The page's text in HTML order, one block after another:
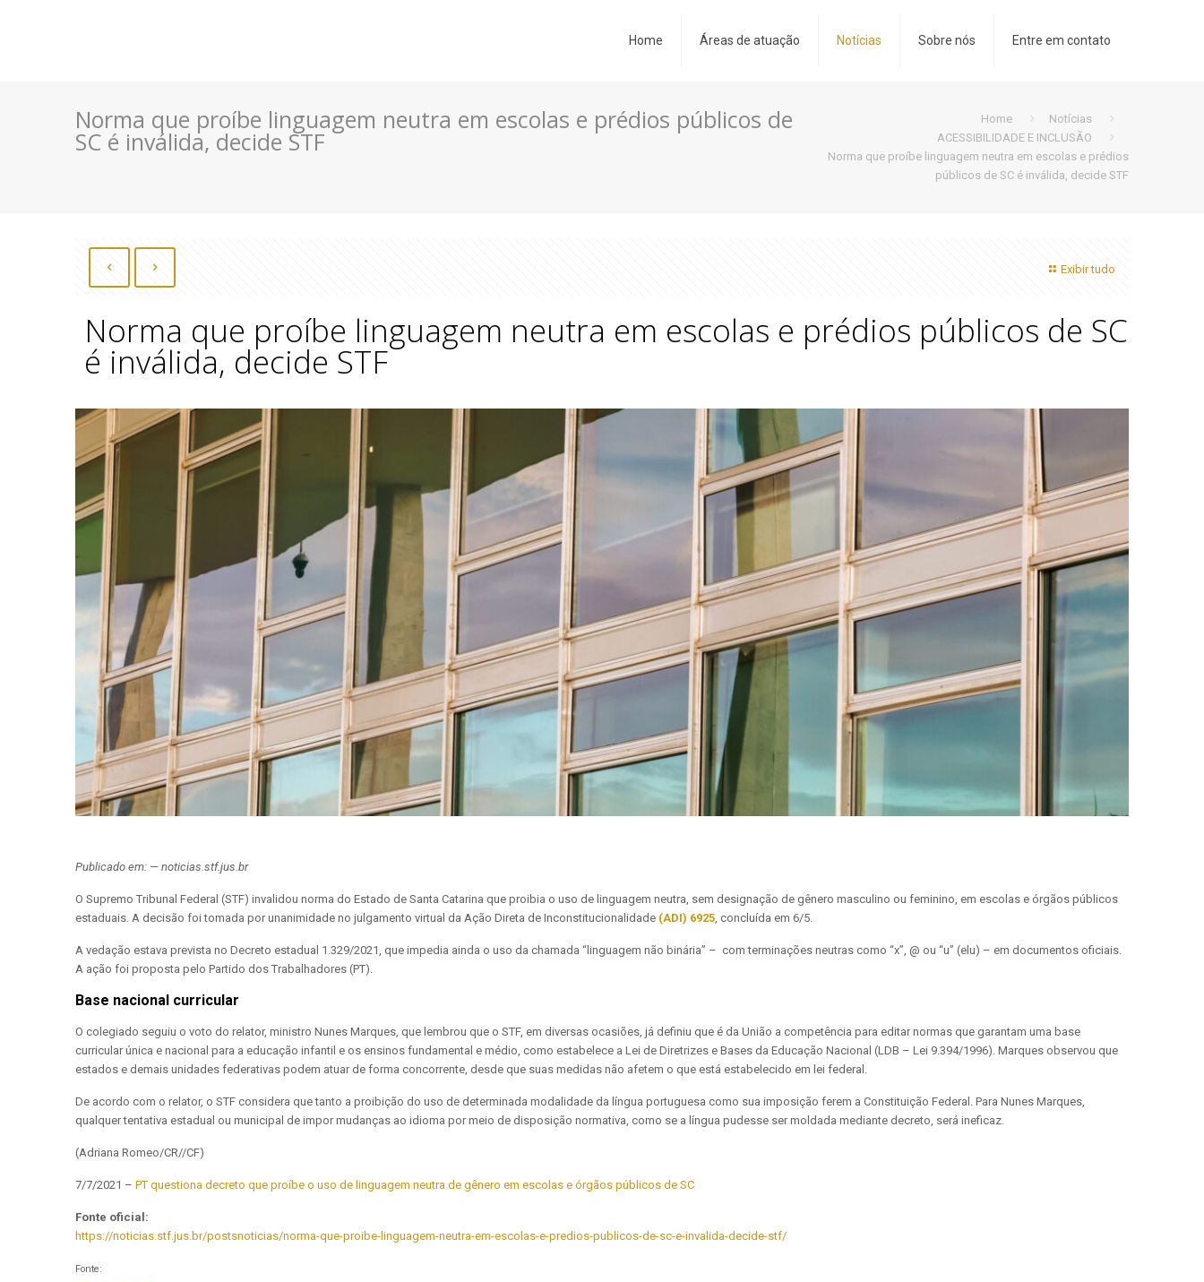
Home Áreas de atuação Notícias Sobre nós Entre em contato
Norma que proíbe linguagem neutra em escolas e prédios públicos de
SC é inválida, decide STF
Home
Notícias
ACESSIBILIDADE E INCLUSÃO
Norma que proíbe linguagem neutra em escolas e prédios
públicos de SC é inválida, decide STF
Exibir tudo
Norma que proíbe linguagem neutra em escolas e prédios públicos de SC
é inválida, decide STF
Publicado em: — noticias.stf.jus.br
O Supremo Tribunal Federal (STF) invalidou norma do Estado de Santa Catarina que proibia o uso de linguagem neutra, sem designação de gênero masculino ou feminino, em escolas e órgãos públicos
estaduais. A decisão foi tomada por unanimidade no julgamento virtual da Ação Direta de Inconstitucionalidade (ADI) 6925, concluída em 6/5.
A vedação estava prevista no Decreto estadual 1.329/2021, que impedia ainda o uso da chamada “linguagem não binária” – com terminações neutras como “x”, @ ou “u” (elu) – em documentos oficiais.
A ação foi proposta pelo Partido dos Trabalhadores (PT).
Base nacional curricular
O colegiado seguiu o voto do relator, ministro Nunes Marques, que lembrou que o STF, em diversas ocasiões, já definiu que é da União a competência para editar normas que garantam uma base
curricular única e nacional para a educação infantil e os ensinos fundamental e médio, como estabelece a Lei de Diretrizes e Bases da Educação Nacional (LDB – Lei 9.394/1996). Marques observou que
estados e demais unidades federativas podem atuar de forma concorrente, desde que suas medidas não afetem o que está estabelecido em lei federal.
De acordo com o relator, o STF considera que tanto a proibição do uso de determinada modalidade da língua portuguesa como sua imposição ferem a Constituição Federal. Para Nunes Marques,
qualquer tentativa estadual ou municipal de impor mudanças ao idioma por meio de disposição normativa, como se a língua pudesse ser moldada mediante decreto, será ineficaz.
(Adriana Romeo/CR//CF)
7/7/2021 – PT questiona decreto que proíbe o uso de linguagem neutra de gênero em escolas e órgãos públicos de SC
Fonte oficial:
https://noticias.stf.jus.br/postsnoticias/norma-que-proibe-linguagem-neutra-em-escolas-e-predios-publicos-de-sc-e-invalida-decide-stf/
Fonte: